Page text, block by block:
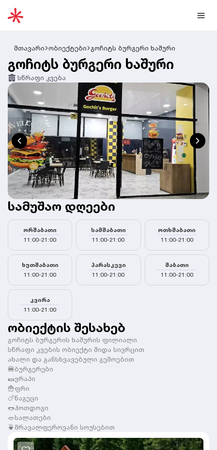
მთავარი ობიექტები გოჩიტს ბურგერი ხაშური
გოჩიტს ბურგერი ხაშური
სწრაფი კვება
სამუშაო დღეები
ორშაბათი
11:00-21:00
სამშაბათი
11:00-21:00
ოთხშაბათი
11:00-21:00
ხუთშაბათი
11:00-21:00
პარასკევი
11:00-21:00
შაბათი
11:00-21:00
კვირა
11:00-21:00
ობიექტის შესახებ
გოჩიტს ბურგერის ხაშურის ფილიალი
სწრაფი კვების ობიექტი შიდა სივრცით
ახალი და განსხვავებული გემოებით
🍔ბურგერები
🌯ვრაპი
🍟ფრი
🍗ნაგეცი
🌭ჰოთდოგი
🥗სალათები
🍵მრავალფეროვანი სოუსებით